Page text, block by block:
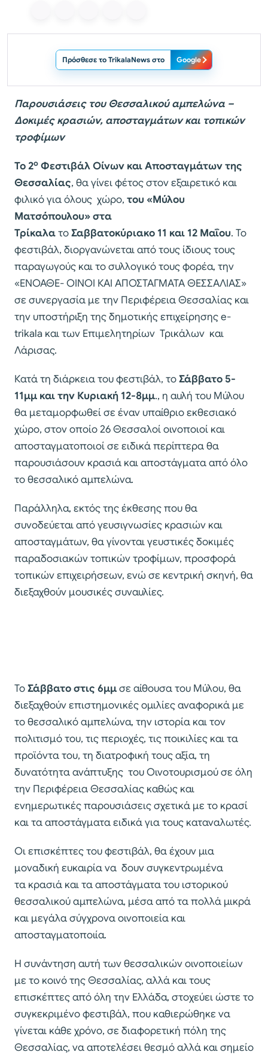
Πρόσθεσε το TrikalaNews στο Google
Παρουσιάσεις του Θεσσαλικού αμπελώνα –
Δοκιμές κρασιών, αποσταγμάτων και τοπικών
τροφίμων
Το 2ο Φεστιβάλ Οίνων και Αποσταγμάτων της
Θεσσαλίας, θα γίνει φέτος στον εξαιρετικό και
φιλικό για όλους χώρο, του «Μύλου
Ματσόπουλου» στα
ΤρίκαλατοΣαββατοκύριακο 11 και 12 Μαΐου. Το
φεστιβάλ, διοργανώνεται από τους ίδιους τους
παραγωγούς και το συλλογικό τους φορέα, την
«ΕΝΟΑΘΕ- ΟΙΝΟΙ ΚΑΙ ΑΠΟΣΤΑΓΜΑΤΑ ΘΕΣΣΑΛΙΑΣ»
σε συνεργασία με την Περιφέρεια Θεσσαλίας και
την υποστήριξη της δημοτικής επιχείρησης e-
trikala και των Επιμελητηρίων Τρικάλων και
Λάρισας.
Κατά τη διάρκεια του φεστιβάλ, τοΣάββατο 5-
11μμ και την Κυριακή 12-8μμ., η αυλή του Μύλου
θα μεταμορφωθεί σε έναν υπαίθριο εκθεσιακό
χώρο, στον οποίο 26 Θεσσαλοί οινοποιοί και
αποσταγματοποιοί σε ειδικά περίπτερα θα
παρουσιάσουν κρασιά και αποστάγματα από όλο
το θεσσαλικό αμπελώνα.
Παράλληλα, εκτός της έκθεσης που θα
συνοδεύεται από γευσιγνωσίες κρασιών και
αποσταγμάτων, θα γίνονται γευστικές δοκιμές
παραδοσιακών τοπικών τροφίμων, προσφορά
τοπικών επιχειρήσεων, ενώ σε κεντρική σκηνή, θα
διεξαχθούν μουσικές συναυλίες.
ΤοΣάββατο στις 6μμσε αίθουσα του Μύλου, θα
διεξαχθούν επιστημονικές ομιλίες αναφορικά με
το θεσσαλικό αμπελώνα, την ιστορία και τον
πολιτισμό του, τις περιοχές, τις ποικιλίες και τα
προϊόντα του, τη διατροφική τους αξία, τη
δυνατότητα ανάπτυξης του Οινοτουρισμού σε όλη
την Περιφέρεια Θεσσαλίας καθώς και
ενημερωτικές παρουσιάσεις σχετικά με το κρασί
και τα αποστάγματα ειδικά για τους καταναλωτές.
Οι επισκέπτες του φεστιβάλ, θα έχουν μια
μοναδική ευκαιρία να δουν συγκεντρωμένα
τα κρασιά και τα αποστάγματα του ιστορικού
θεσσαλικού αμπελώνα, μέσα από τα πολλά μικρά
και μεγάλα σύγχρονα οινοποιεία και
αποσταγματοποιία.
Η συνάντηση αυτή των θεσσαλικών οινοποιείων
με το κοινό της Θεσσαλίας, αλλά και τους
επισκέπτες από όλη την Ελλάδα, στοχεύει ώστε το
συγκεκριμένο φεστιβάλ, που καθιερώθηκε να
γίνεται κάθε χρόνο, σε διαφορετική πόλη της
Θεσσαλίας, να αποτελέσει θεσμό αλλά και σημείο